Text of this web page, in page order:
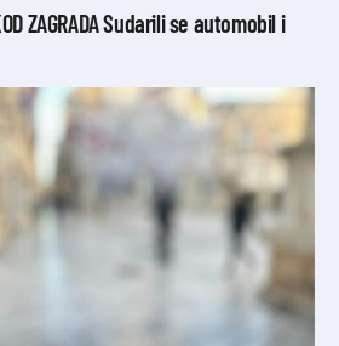
ZAGRADA Sudarili se automobil i